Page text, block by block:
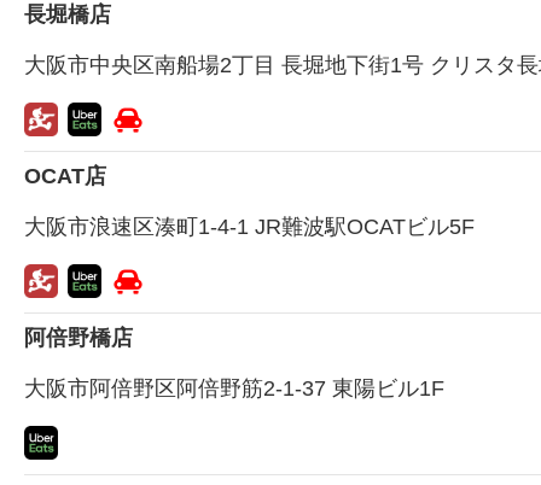
長堀橋店
大阪市中央区南船場2丁目 長堀地下街1号 クリスタ
OCAT店
大阪市浪速区湊町1-4-1 JR難波駅OCATビル5F
阿倍野橋店
大阪市阿倍野区阿倍野筋2-1-37 東陽ビル1F